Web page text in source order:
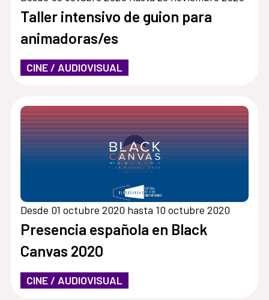
Taller intensivo de guion para
animadoras/es
CINE / AUDIOVISUAL
Desde 01 octubre 2020 hasta 10 octubre 2020
Presencia española en Black
Canvas 2020
CINE / AUDIOVISUAL